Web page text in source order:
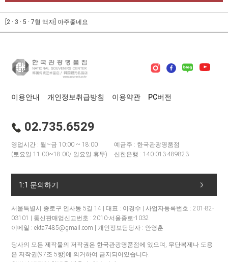
[2 · 3 · 5 · 7형 액자] 아주좋네요
이용안내 개인정보취급방침 이용약관 PC버전
02.735.6529
영업시간 : 월~금 10:00 ~ 18:00
(토요일 11:00~18:00/ 일요일 휴무)
예금주 : 한국관광명품점
신한은행 : 140-013-489823
1:1 문의하기
서울특별시 종로구 인사동 5길 14 | 대표 : 이경수 | 사업자등록번호 : 201-82-
03101 | 통신판매업신고번호 : 2010-서울종로-1032
이메일 : ekta7485@gmail.com | 개인정보담당자 : 안영훈
당사의 모든 제작물의 저작권은 한국관광명품점에 있으며, 무단복제나 도용
은 저작권(97조 5항)에 의거하여 금지되어있습니다.